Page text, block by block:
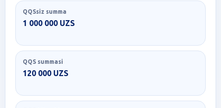
QQSsiz summa
1 000 000 UZS
QQS summasi
120 000 UZS